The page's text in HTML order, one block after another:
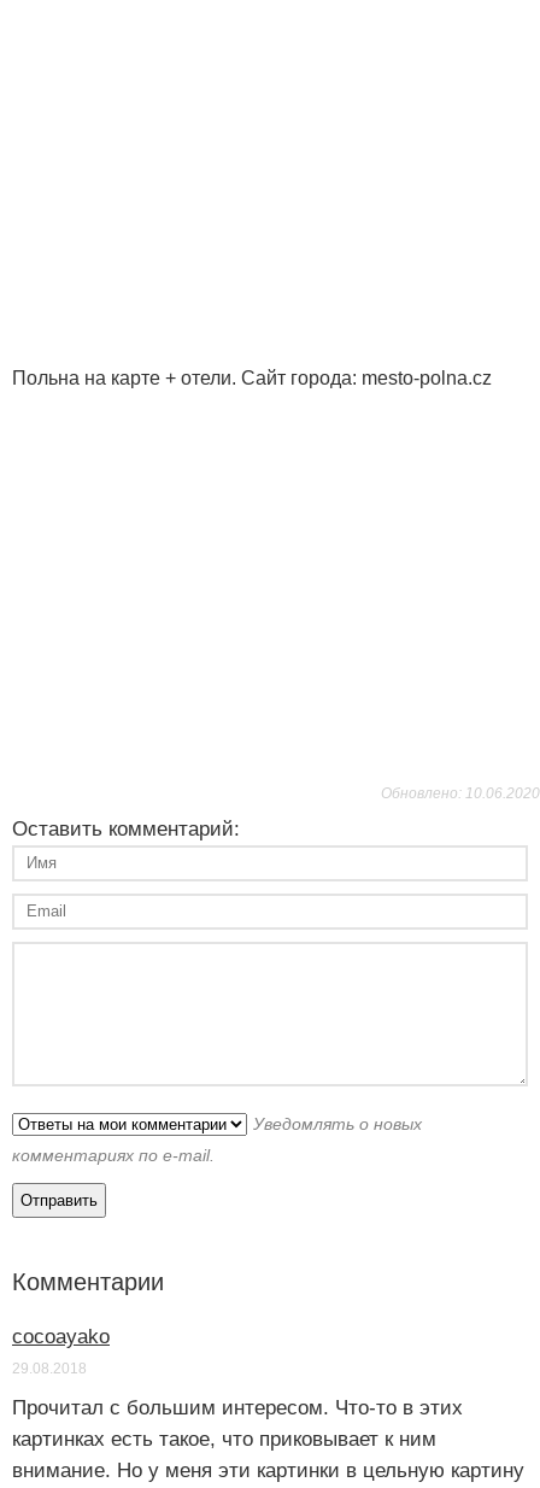
Польна на карте + отели. Сайт города: mesto-polna.cz
Обновлено: 10.06.2020
Оставить комментарий:
Уведомлять о новых
комментариях по e-mail.
Комментарии
cocoayako
29.08.2018
Прочитал с большим интересом. Что-то в этих
картинках есть такое, что приковывает к ним
внимание. Но у меня эти картинки в цельную картину